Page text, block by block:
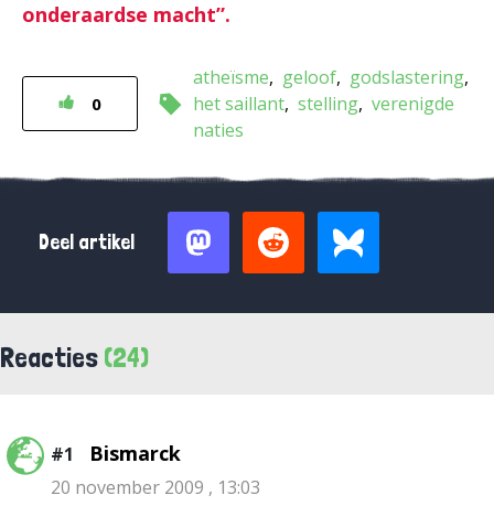
onderaardse macht”.
0
atheïsme geloof godslastering
het saillant stelling verenigde
naties
Deel artikel
Reacties (24)
#1 Bismarck
20 november 2009 , 13:03